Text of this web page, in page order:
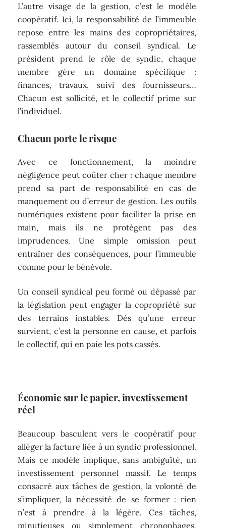
L’autre visage de la gestion, c’est le modèle
coopératif. Ici, la responsabilité de l’immeuble
repose entre les mains des copropriétaires,
rassemblés autour du conseil syndical. Le
président prend le rôle de syndic, chaque
membre gère un domaine spécifique :
finances, travaux, suivi des fournisseurs…
Chacun est sollicité, et le collectif prime sur
l’individuel.
Chacun porte le risque
Avec ce fonctionnement, la moindre
négligence peut coûter cher : chaque membre
prend sa part de responsabilité en cas de
manquement ou d’erreur de gestion. Les outils
numériques existent pour faciliter la prise en
main, mais ils ne protègent pas des
imprudences. Une simple omission peut
entraîner des conséquences, pour l’immeuble
comme pour le bénévole.
Un conseil syndical peu formé ou dépassé par
la législation peut engager la copropriété sur
des terrains instables. Dès qu’une erreur
survient, c’est la personne en cause, et parfois
le collectif, qui en paie les pots cassés.
Économie sur le papier, investissement
réel
Beaucoup basculent vers le coopératif pour
alléger la facture liée à un syndic professionnel.
Mais ce modèle implique, sans ambiguïté, un
investissement personnel massif. Le temps
consacré aux tâches de gestion, la volonté de
s’impliquer, la nécessité de se former : rien
n’est à prendre à la légère. Ces tâches,
minutieuses ou simplement chronophages,